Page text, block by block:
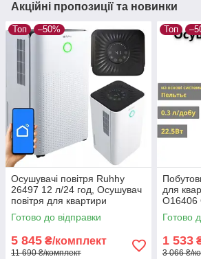
Акційні пропозиції та новинки
Топ –50%
Осушувачі повітря Ruhhy
26497 12 л/24 год, Осушувач
повітря для квартири
Електричний осушувач
повітря (гігростат, таймер,
WiFi
Готово до відправки
5 845 ₴/комплект
11 690 ₴/комплект
Топ
для
O16406
повітря
Готово
1 533
3 066 ₴/